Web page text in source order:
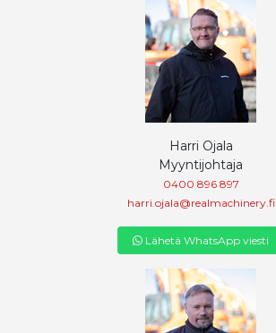
Harri Ojala
Myyntijohtaja
0400 896 897
harri.ojala@realmachinery.fi
Lähetä WhatsApp viesti